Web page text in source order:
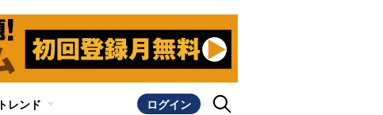
トレンド ログイン